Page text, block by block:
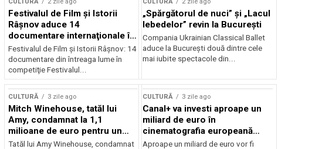
Festivalul de Film şi Istorii
Râşnov aduce 14
documentare internaţionale în
premieră
Festivalul de Film şi Istorii Râşnov: 14
documentare din întreaga lume în
competiţie Festivalul...
„Spărgătorul de nuci” și „Lacul
lebedelor” revin la București
Compania Ukrainian Classical Ballet
aduce la București două dintre cele
mai iubite spectacole din...
CULTURĂ 3 zile ago
Mitch Winehouse, tatăl lui
Amy, condamnat la 1,1
milioane de euro pentru un
litigiu pierdut
Tatăl lui Amy Winehouse, condamnat
CULTURĂ 3 zile ago
Canal+ va investi aproape un
miliard de euro în
cinematografia europeană
până în 2032
Aproape un miliard de euro vor fi